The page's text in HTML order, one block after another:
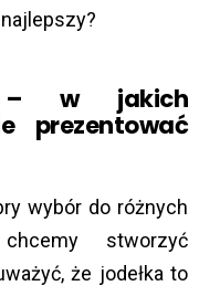
– w jakich
prezentować
wybór do różnych
stworzyć
że jodełka to